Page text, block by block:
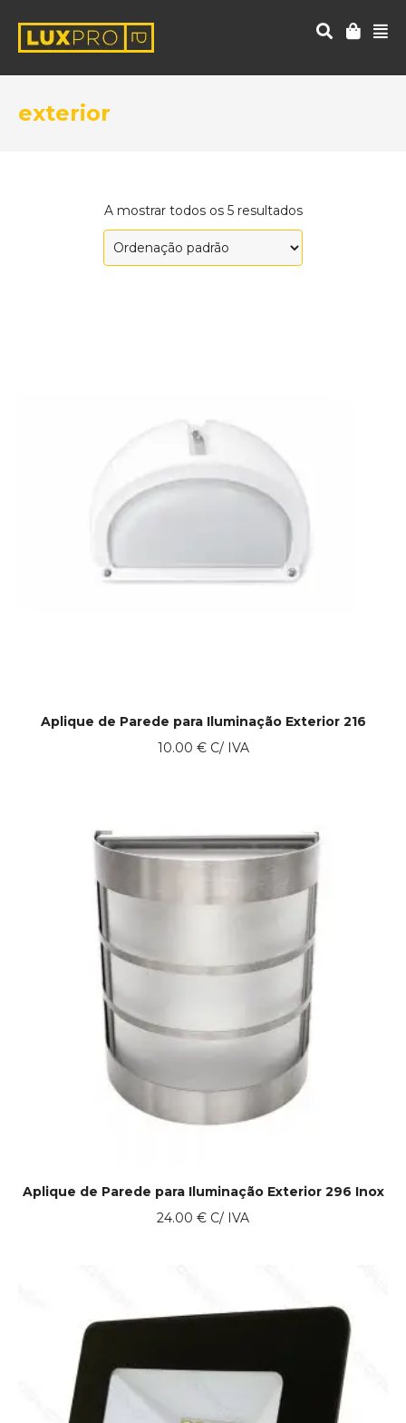
exterior
A mostrar todos os 5 resultados
Aplique de Parede para Iluminação Exterior 216
10.00 €C/ IVA
Aplique de Parede para Iluminação Exterior 296 Inox
24.00 € C/ IVA